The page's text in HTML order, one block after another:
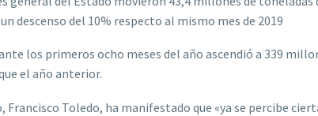
descenso del 10% respecto al mismo mes de 2019
los primeros ocho meses del año ascendió a 339
el año anterior.
Toledo, ha manifestado que «ya se percibe